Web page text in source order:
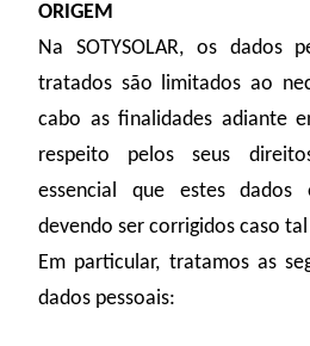
ORIGEM
Na SOTYSOLAR, os dados
tratados são limitados ao
cabo as finalidades adiante
respeito pelos seus
essencial que estes dados
devendo ser corrigidos caso
Em particular, tratamos as
dados pessoais: